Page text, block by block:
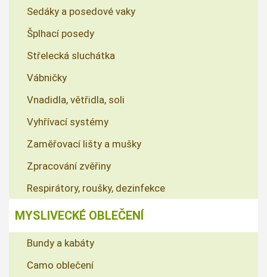
Sedáky a posedové vaky
Šplhací posedy
Střelecká sluchátka
Vábničky
Vnadidla, větřidla, soli
Vyhřívací systémy
Zaměřovací lišty a mušky
Zpracování zvěřiny
Respirátory, roušky, dezinfekce
MYSLIVECKÉ OBLEČENÍ
Bundy a kabáty
Camo oblečení